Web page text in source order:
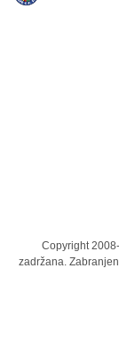
Copyright
zadržana.